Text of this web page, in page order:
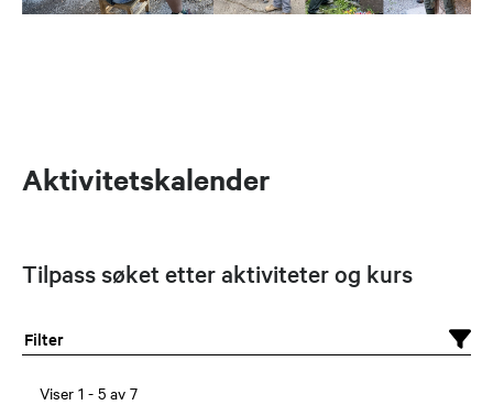
Aktivitetskalender
Tilpass søket etter aktiviteter og kurs
Filter
Viser 1 - 5 av 7